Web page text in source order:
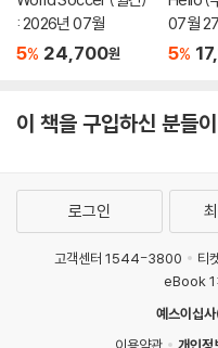
: 2026년 07월
5% 24,700원
07월
5%
이 책을 구입하신 분들
로그인
고객센터 1544-3800 티
eBook
예스이십